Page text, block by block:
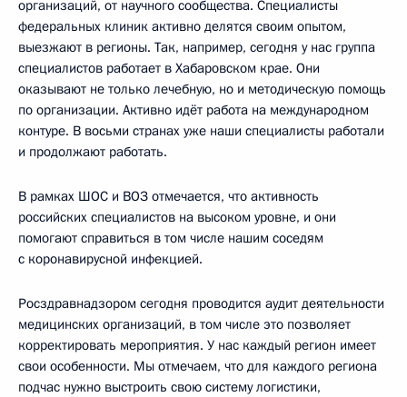
организаций, от научного сообщества. Специалисты
федеральных клиник активно делятся своим опытом,
выезжают в регионы. Так, например, сегодня у нас группа
специалистов работает в Хабаровском крае. Они
оказывают не только лечебную, но и методическую помощь
по организации. Активно идёт работа на международном
контуре. В восьми странах уже наши специалисты работали
и продолжают работать.
В рамках ШОС и ВОЗ отмечается, что активность
российских специалистов на высоком уровне, и они
помогают справиться в том числе нашим соседям
с коронавирусной инфекцией.
Росздравнадзором сегодня проводится аудит деятельности
медицинских организаций, в том числе это позволяет
корректировать мероприятия. У нас каждый регион имеет
свои особенности. Мы отмечаем, что для каждого региона
подчас нужно выстроить свою систему логистики,